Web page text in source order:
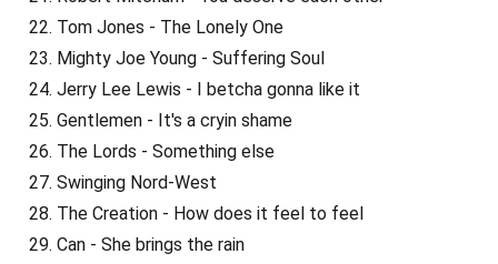
Tom Jones - The Lonely One
Mighty Joe Young - Suffering Soul
Jerry Lee Lewis - I betcha gonna like it
Gentlemen - It's a cryin shame
The Lords - Something else
Swinging Nord-West
The Creation - How does it feel to feel
Can - She brings the rain